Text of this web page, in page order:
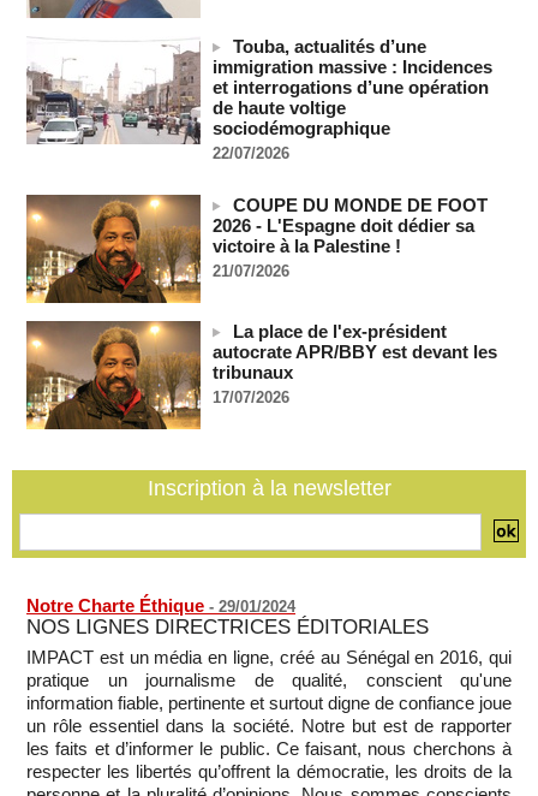
mois après son départ du pouvoir
07/08/2026
Mali-Algérie : le PM Maïga affirme qu’il n’y a « aucune
rupture diplomatique » entre les 2 pays
07/08/2026 -
demande une enquête pour crime de guerre
07/08/2026 -
Côte d'Ivoire : le président Ouattara accorde la grâce à 4.661
détenus
07/08/2026 -
Plagiat à Cambridge - L’université va réexaminer le
recrutement de ses enseignants
07/08/2026 -
La Türkiye, l’Arabie saoudite et le Pakistan signent un accord
La Bourse de Paris termine en hausse et poursuit sa course
aux records
Touba, actualités d’une
immigration massive : Incidences
et interrogations d’une opération
de haute voltige
sociodémographique
22/07/2026
COUPE DU MONDE DE FOOT
2026 - L'Espagne doit dédier sa
victoire à la Palestine !
21/07/2026
La place de l'ex-président
autocrate APR/BBY est devant les
tribunaux
17/07/2026
Inscription à la newsletter
Notre Charte Éthique - 29/01/2024
NOS LIGNES DIRECTRICES ÉDITORIALES
IMPACT est un média en ligne, créé au Sénégal en 2016, qui
pratique un journalisme de qualité, conscient qu'une
information fiable, pertinente et surtout digne de confiance joue
un rôle essentiel dans la société. Notre but est de rapporter
les faits et d’informer le public. Ce faisant, nous cherchons à
respecter les libertés qu’offrent la démocratie, les droits de la